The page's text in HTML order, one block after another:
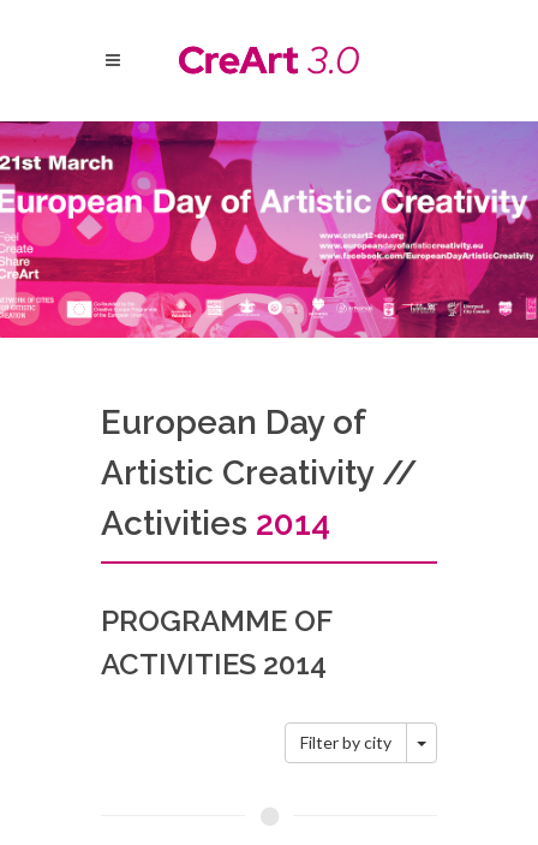
European Day of
Artistic Creativity //
Activities 2014
PROGRAMME OF
ACTIVITIES 2014
Filter by city Toggle